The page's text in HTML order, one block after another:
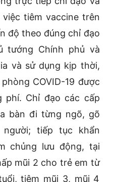
tiêm vaccine trên
độ theo đúng chỉ đạo
tướng Chính phủ và
và sử dụng kịp thời,
COVID-19 được
phí. Chỉ đạo các cấp
bàn đi từng ngõ, gõ
tiếp tục khẩn
chủng lưu động, tại
mũi 2 cho trẻ em từ
tiêm mũi 3, mũi 4